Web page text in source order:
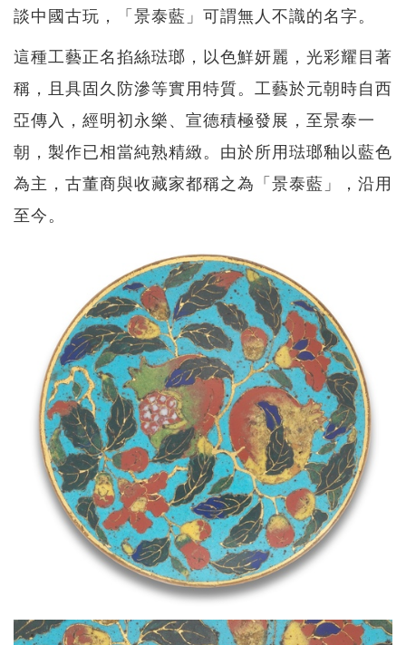
談中國古玩，「景泰藍」可謂無人不識的名字。
這種工藝正名掐絲琺瑯，以色鮮妍麗，光彩耀目著
稱，且具固久防滲等實用特質。工藝於元朝時自西
亞傳入，經明初永樂、宣德積極發展，至景泰一
朝，製作已相當純熟精緻。由於所用琺瑯釉以藍色
為主，古董商與收藏家都稱之為「景泰藍」，沿用
至今。